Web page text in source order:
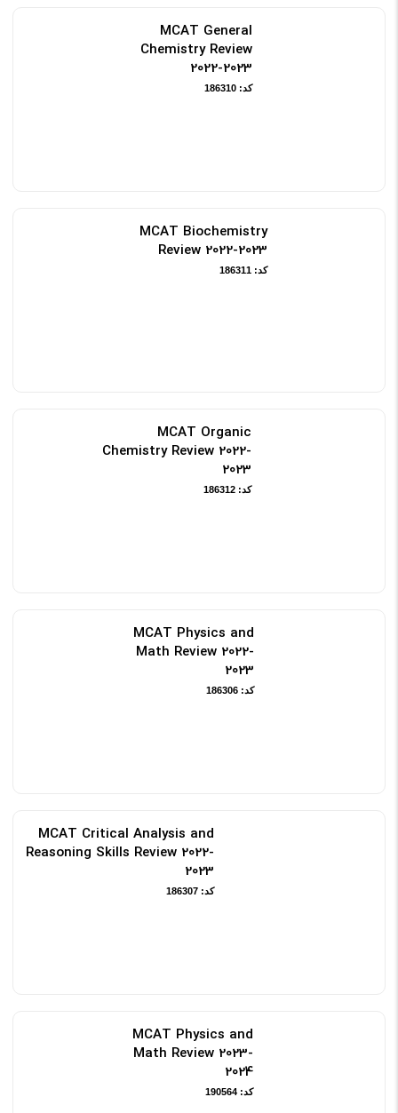
MCAT General
Chemistry Review
2022-2023
کد: 186310
MCAT Biochemistry
Review 2022-2023
کد: 186311
MCAT Organic
Chemistry Review 2022-
2023
کد: 186312
MCAT Physics and
Math Review 2022-
2023
کد: 186306
MCAT Critical Analysis and
Reasoning Skills Review 2022-
2023
کد: 186307
MCAT Physics and
Math Review 2023-
2024
کد: 190564